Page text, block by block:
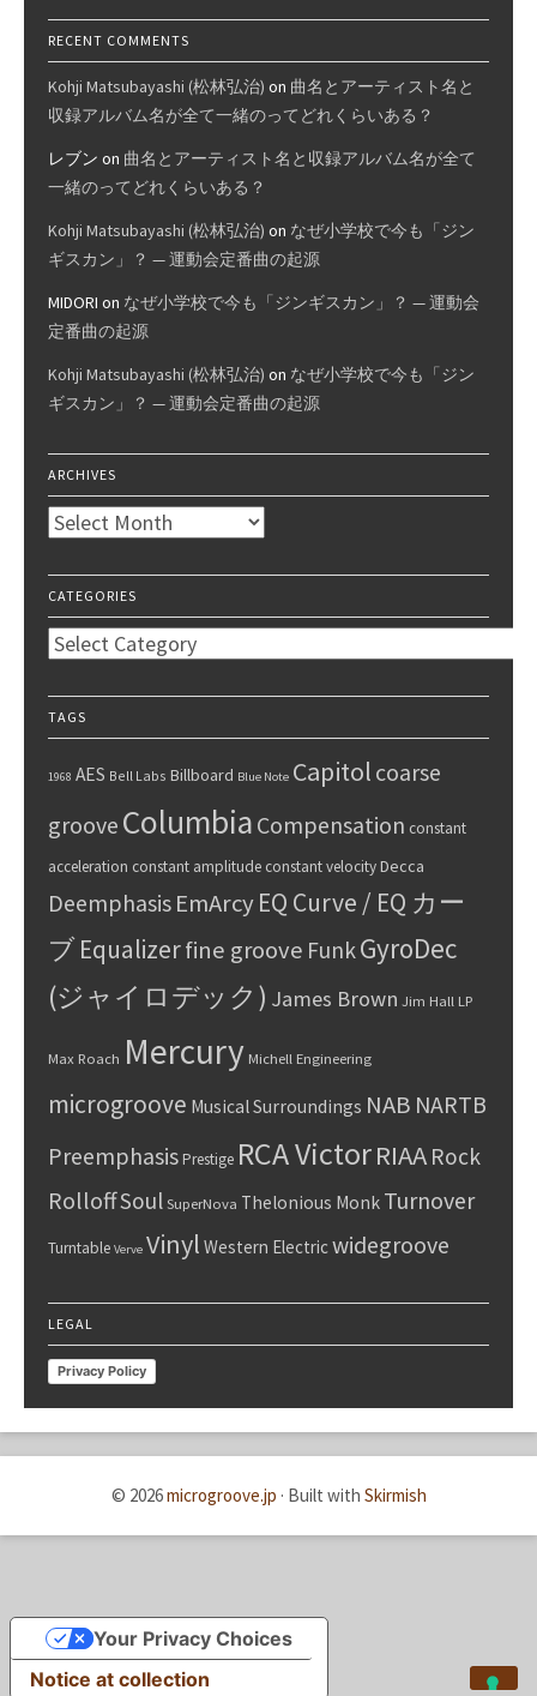
RECENT COMMENTS
Kohji Matsubayashi (松林弘治) on 曲名とアーティスト名と
収録アルバム名が全て一緒のってどれくらいある？
レブン on 曲名とアーティスト名と収録アルバム名が全て
一緒のってどれくらいある？
Kohji Matsubayashi (松林弘治) on なぜ小学校で今も「ジン
ギスカン」？ — 運動会定番曲の起源
MIDORI on なぜ小学校で今も「ジンギスカン」？ — 運動会
定番曲の起源
Kohji Matsubayashi (松林弘治) on なぜ小学校で今も「ジン
ギスカン」？ — 運動会定番曲の起源
ARCHIVES
Archives
CATEGORIES
Categories
TAGS
1968 AES Bell Labs Billboard Blue Note Capitol coarse
groove Columbia Compensation constant
acceleration constant amplitude constant velocityDecca
Deemphasis EmArcyEQ Curve / EQ カー
ブEqualizerfine groove FunkGyroDec
(ジャイロデック) James Brown Jim Hall LP
Max Roach Mercury Michell Engineering
microgroove Musical Surroundings NAB NARTB
PreemphasisPrestige RCA VictorRIAA Rock
RolloffSoul SuperNova Thelonious Monk Turnover
Turntable Verve Vinyl Western Electricwidegroove
LEGAL
Privacy Policy
© 2026microgroove.jp · Built with Skirmish
Notice at collection
Your Privacy Choices